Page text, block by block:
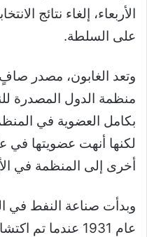
الأربعاء، إلغاء نتائج
على السلطة.
وتعد الغابون، مصدر
منظمة الدول المصدرة
أخرى إلى المنظمة في الأول
وبدأت صناعة النفط في
عام 1931 عندما